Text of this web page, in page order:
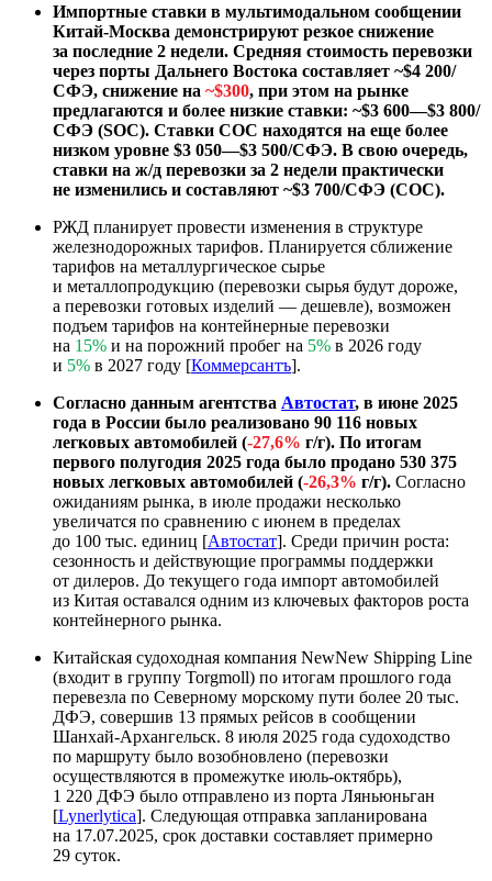
Импортные ставки в мультимодальном сообщении
Китай-Москва демонстрируют резкое снижение
за последние 2 недели. Средняя стоимость перевозки
через порты Дальнего Востока составляет ~$4 200/
СФЭ, снижение на ~$300, при этом на рынке
предлагаются и более низкие ставки: ~$3 600—$3 800/
СФЭ (SOC). Ставки COC находятся на еще более
низком уровне $3 050—$3 500/СФЭ. В свою очередь,
ставки на ж/д перевозки за 2 недели практически
не изменились и составляют ~$3 700/СФЭ (COC).
РЖД планирует провести изменения в структуре
железнодорожных тарифов. Планируется сближение
тарифов на металлургическое сырье
и металлопродукцию (перевозки сырья будут дороже,
а перевозки готовых изделий — дешевле), возможен
подъем тарифов на контейнерные перевозки
на 15% и на порожний пробег на 5% в 2026 году
и 5% в 2027 году [Коммерсантъ].
Согласно данным агентства Автостат, в июне 2025
года в России было реализовано 90 116 новых
легковых автомобилей (-27,6% г/г). По итогам
первого полугодия 2025 года было продано 530 375
новых легковых автомобилей (-26,3% г/г). Согласно
ожиданиям рынка, в июле продажи несколько
увеличатся по сравнению с июнем в пределах
до 100 тыс. единиц [Автостат]. Среди причин роста:
сезонность и действующие программы поддержки
от дилеров. До текущего года импорт автомобилей
из Китая оставался одним из ключевых факторов роста
контейнерного рынка.
Китайская судоходная компания NewNew Shipping Line
(входит в группу Torgmoll) по итогам прошлого года
перевезла по Северному морскому пути более 20 тыс.
ДФЭ, совершив 13 прямых рейсов в сообщении
Шанхай-Архангельск. 8 июля 2025 года судоходство
по маршруту было возобновлено (перевозки
осуществляются в промежутке июль-октябрь),
1 220 ДФЭ было отправлено из порта Ляньюньган
[Lynerlytica]. Следующая отправка запланирована
на 17.07.2025, срок доставки составляет примерно
29 суток.